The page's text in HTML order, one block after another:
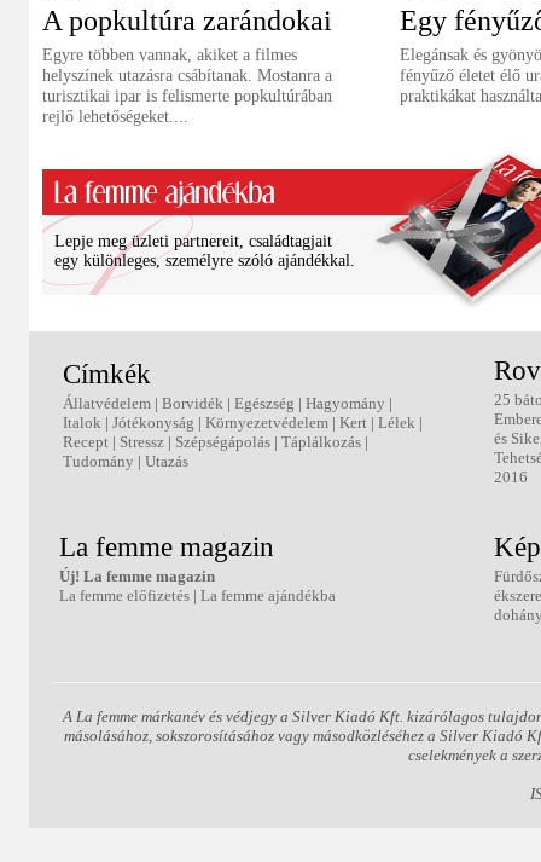
A popkultúra zarándokai
Egyre többen vannak, akiket a filmes
helyszínek utazásra csábítanak. Mostanra a
turisztikai ipar is felismerte popkultúrában
rejlő lehetőségeket....
Egy
Elegánsak és
fényűző életet élő
praktikákat
Lepje meg üzleti partnereit, családtagjait
egy különleges, személyre szóló ajándékkal.
Címkék
Állatvédelem | Borvidék | Egészség | Hagyomány |
Italok | Jótékonyság | Környezetvédelem | Kert | Lélek |
Recept | Stressz | Szépségápolás | Táplálkozás |
Tudomány | Utazás
25
és
2016
La femme magazin
Új! La femme magazin
La femme előfizetés | La femme ajándékba
A La femme márkanév és védjegy a Silver Kiadó Kft. kizárólagos
másolásához, sokszorosításához vagy másodközléséhez a Silver
cselekmények a